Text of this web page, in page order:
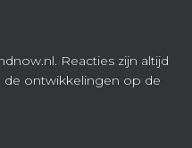
Reacties zijn altijd
ontwikkelingen op de